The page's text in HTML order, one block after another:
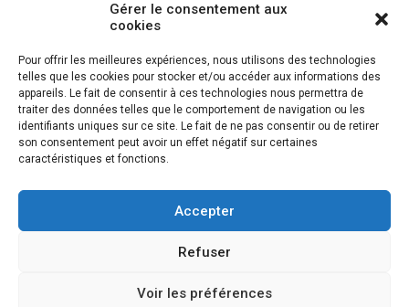
Gérer le consentement aux
cookies
Pour offrir les meilleures expériences, nous utilisons des technologies
telles que les cookies pour stocker et/ou accéder aux informations des
appareils. Le fait de consentir à ces technologies nous permettra de
traiter des données telles que le comportement de navigation ou les
identifiants uniques sur ce site. Le fait de ne pas consentir ou de retirer
son consentement peut avoir un effet négatif sur certaines
caractéristiques et fonctions.
Accepter
Refuser
Voir les préférences
Vos coordonnées sont uniquement utilisées pour vous envoyer des
lettres d'information sur nos activités. Vous pouvez à tout moment
utiliser le lien de désinscription figurant dans la lettre d'information.
© LES NOUVELLES DE LA BOULANGERIE - Tous droits réservés - Réalisation :
Josh Digital
Mentions légales